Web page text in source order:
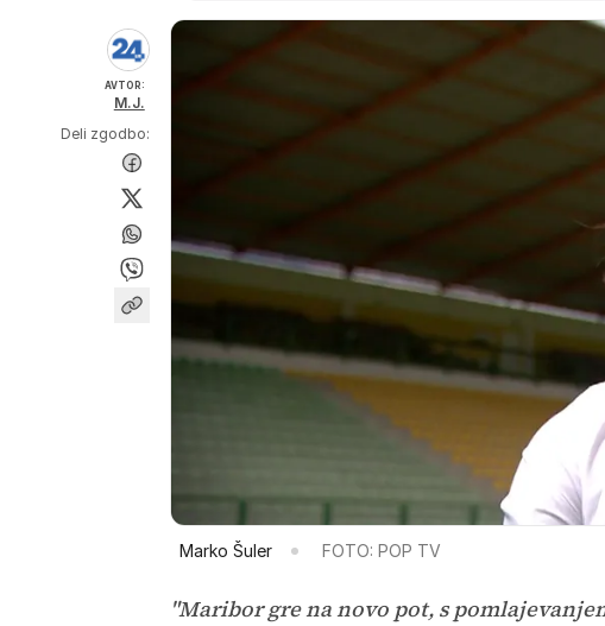
AVTOR:
M.J.
Deli zgodbo:
Marko Šuler FOTO: POP TV
"Maribor gre na novo pot, s